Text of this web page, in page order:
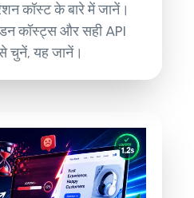
कॉस्ट के बारे में जानें।
कॉस्ट्स और सही API
चुनें, यह जानें।